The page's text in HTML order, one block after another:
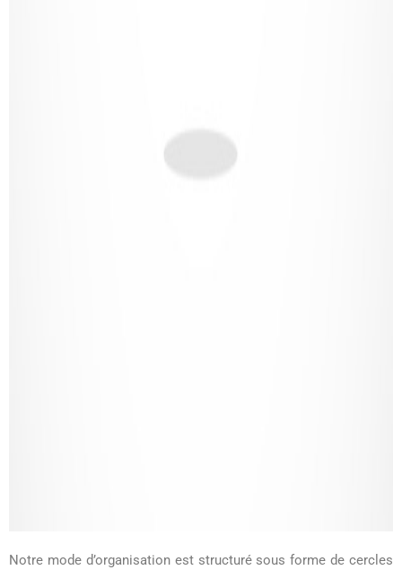
Notre mode d’organisation est structuré sous forme de cercles